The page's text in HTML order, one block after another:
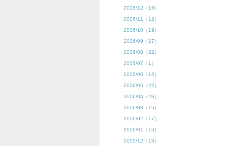
2006/12（15）
2006/11（12）
2006/10（19）
2006/09（17）
2006/08（22）
2006/07（1）
2006/06（12）
2006/05（22）
2006/04（26）
2006/03（15）
2006/02（17）
2006/01（15）
2005/12（15）